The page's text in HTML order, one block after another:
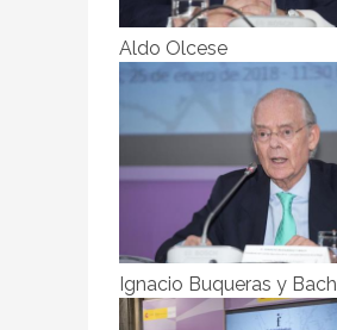
Aldo Olcese
Ignacio Buqueras y Bach